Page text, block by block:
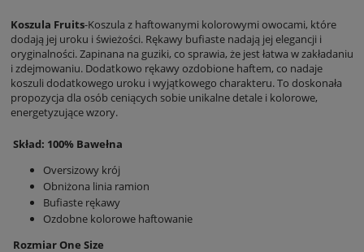
Koszula Fruits-Koszula z haftowanymi kolorowymi owocami, które
dodają jej uroku i świeżości. Rękawy bufiaste nadają jej elegancji i
oryginalności. Zapinana na guziki, co sprawia, że jest łatwa w zakładaniu
i zdejmowaniu. Dodatkowo rękawy ozdobione haftem, co nadaje
koszuli dodatkowego uroku i wyjątkowego charakteru. To doskonała
propozycja dla osób ceniących sobie unikalne detale i kolorowe,
energetyzujące wzory.
Skład: 100% Bawełna
Oversizowy krój
Obniżona linia ramion
Bufiaste rękawy
Ozdobne kolorowe haftowanie
Rozmiar One Size